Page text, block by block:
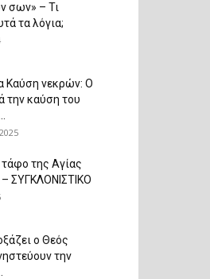
σων» – Τι
τα λόγια;
Καύση νεκρών: Ο
την καύση του
της Αγίας
ΣΥΓΚΛΟΝΙΣΤΙΚΟ
ο Θεός
την